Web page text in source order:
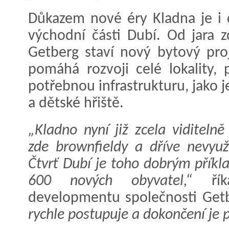
Důkazem nové éry Kladna je
východní části Dubí. Od jara
Getberg staví nový bytový
pomáhá rozvoji celé lokality,
potřebnou infrastrukturu, jako
a dětské hřiště.
„Kladno nyní již zcela
zde brownfieldy a dříve
Čtvrť Dubí je toho dobrým
600 nových obyvatel,“
developmentu společnosti
rychle postupuje a dokončení je